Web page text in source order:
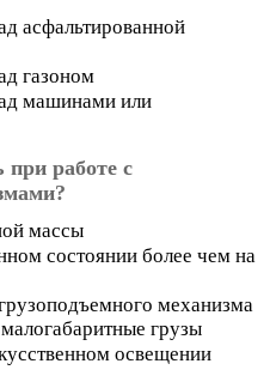
асфальтированной
газоном
машинами или
при работе с
массы
состоянии более чем на
механизма
грузы
освещении